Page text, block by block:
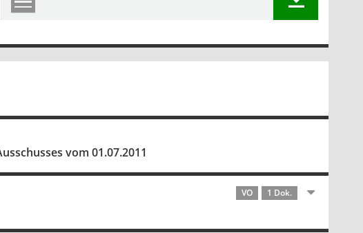
vom 01.07.2011
VO 1 Dok.